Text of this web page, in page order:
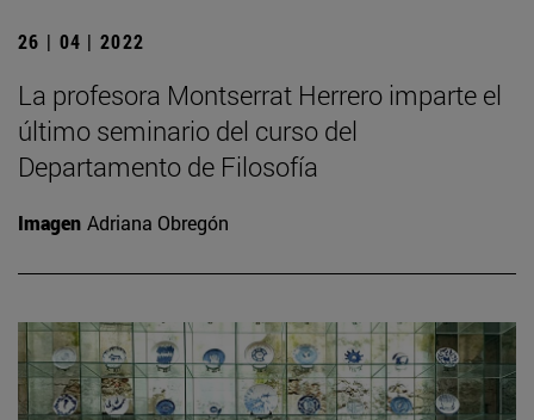
26 | 04 | 2022
La profesora Montserrat Herrero imparte el
último seminario del curso del
Departamento de Filosofía
Imagen Adriana Obregón